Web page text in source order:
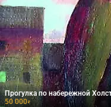
Прогулка по набережной
50 000₽